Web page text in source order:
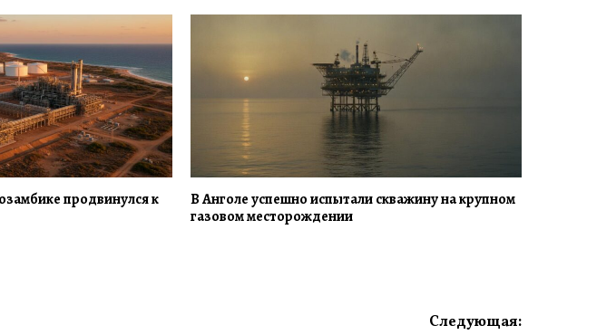
продвинулся к
В Анголе успешно испытали скважину на крупном
газовом месторождении
Следующая: